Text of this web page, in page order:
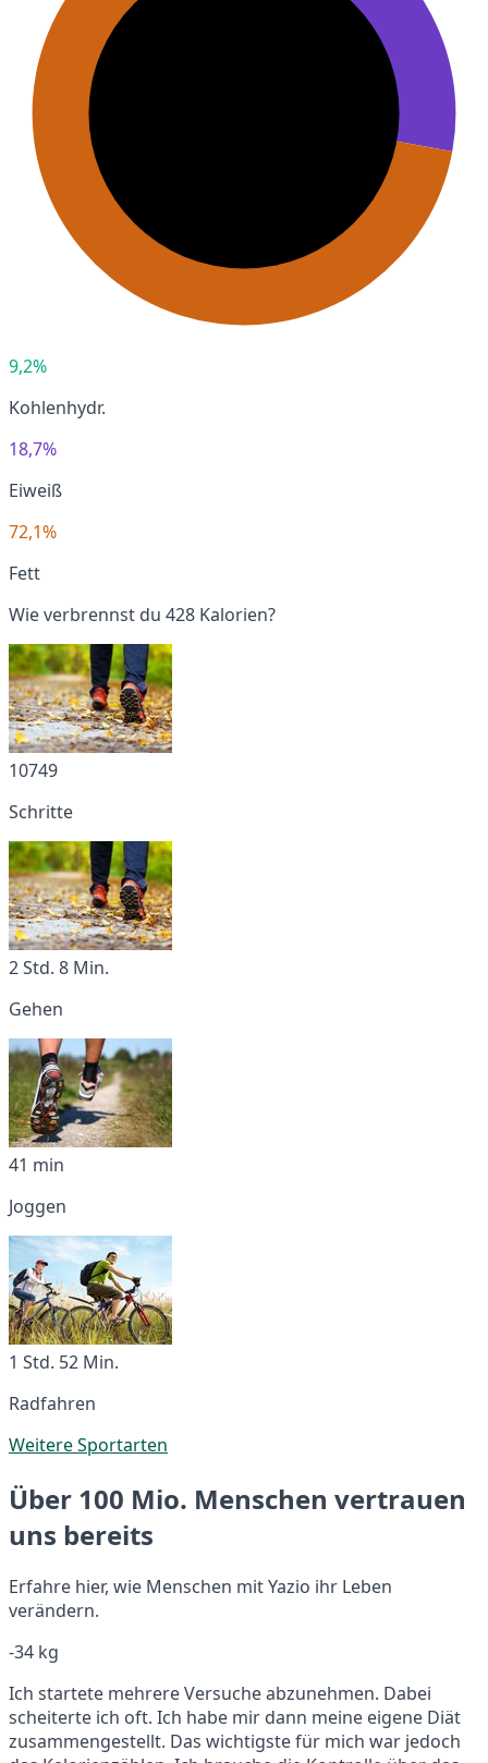
9,2%
Kohlenhydr.
18,7%
Eiweiß
72,1%
Fett
Wie verbrennst du 428 Kalorien?
10749
Schritte
2 Std. 8 Min.
Gehen
41 min
Joggen
1 Std. 52 Min.
Radfahren
Weitere Sportarten
Über 100 Mio. Menschen vertrauen
uns bereits
Erfahre hier, wie Menschen mit Yazio ihr Leben
verändern.
-34 kg
Ich startete mehrere Versuche abzunehmen. Dabei
scheiterte ich oft. Ich habe mir dann meine eigene Diät
zusammengestellt. Das wichtigste für mich war jedoch